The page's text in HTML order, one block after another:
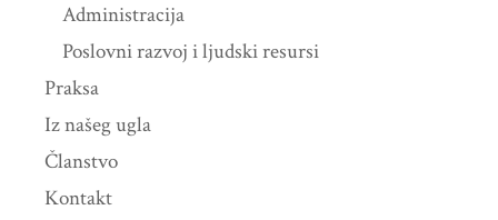
Administracija
Poslovni razvoj i ljudski resursi
Praksa
Iz našeg ugla
Članstvo
Kontakt